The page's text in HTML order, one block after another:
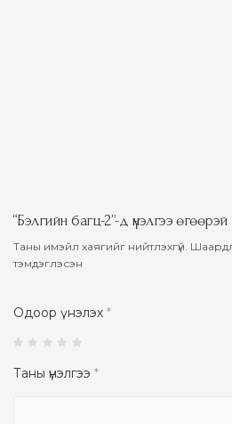
“Бэлгийн багц-2”-д үнэлгээ өгөөрэй
Таны имэйл хаягийг нийтлэхгүй.
тэмдэглэсэн
Одоор үнэлэх *
Таны үнэлгээ*